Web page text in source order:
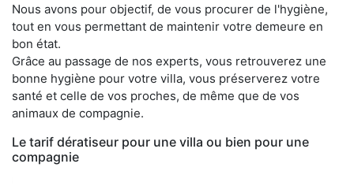
Nous avons pour objectif, de vous procurer de l'hygiène,
tout en vous permettant de maintenir votre demeure en
bon état.
Grâce au passage de nos experts, vous retrouverez une
bonne hygiène pour votre villa, vous préserverez votre
santé et celle de vos proches, de même que de vos
animaux de compagnie.
Le tarif dératiseur pour une villa ou bien pour une
compagnie